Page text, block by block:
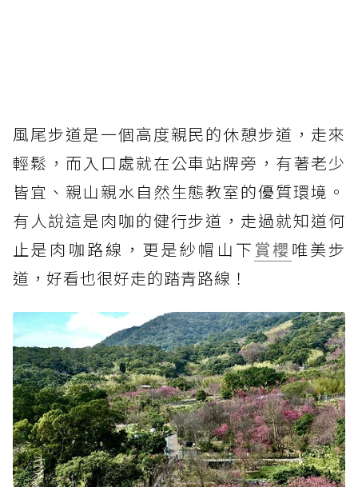
風尾步道是一個高度親民的休憩步道，走來
輕鬆，而入口處就在公車站牌旁，有著老少
皆宜、親山親水自然生態教室的優質環境。
有人說這是肉咖的健行步道，走過就知道何
止是肉咖路線，更是紗帽山下 賞櫻 唯美步
道，好看也很好走的踏青路線！